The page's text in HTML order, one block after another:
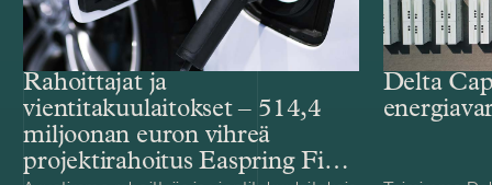
Rahoittajat ja
vientitakuulaitokset – 514,4
miljoonan euron vihreä
projektirahoitus Easpring Finland
Delta